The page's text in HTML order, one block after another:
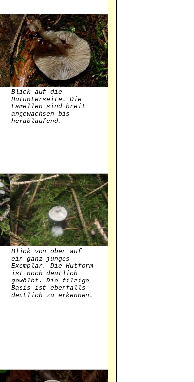
Blick auf die
Hutunterseite. Die
Lamellen sind breit
angewachsen bis
herablaufend.
Blick von oben auf
ein ganz junges
Exemplar. Die Hutform
ist noch deutlich
gewölbt. Die filzige
Basis ist ebenfalls
deutlich zu erkennen.